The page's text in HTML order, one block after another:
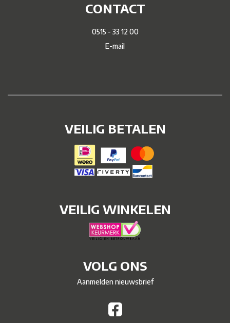
CONTACT
0515 - 33 12 00
E-mail
VEILIG BETALEN
VEILIG WINKELEN
VOLG ONS
Aanmelden nieuwsbrief